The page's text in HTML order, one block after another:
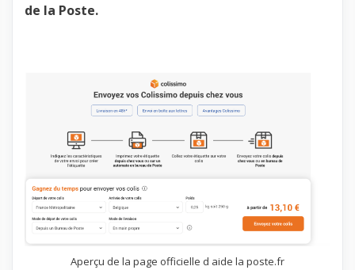
de la Poste.
Aperçu de la page officielle d aide la poste.fr